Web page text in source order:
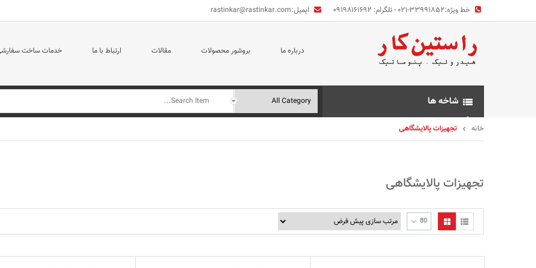
خط ویژه:۰۲۱-۳۳۹۹۱۸۵۲ - تلگرام: ۰۹۱۹۸۱۶۱۶۹۲ ایمیل:rastinkar@rastinkar.com
درباره ما بروشور محصولات مقالات ارتباط با ما خدمات ساخت
شاخه ها
خانه تجهیزات پالایشگاهی
تجهیزات پالایشگاهی
80